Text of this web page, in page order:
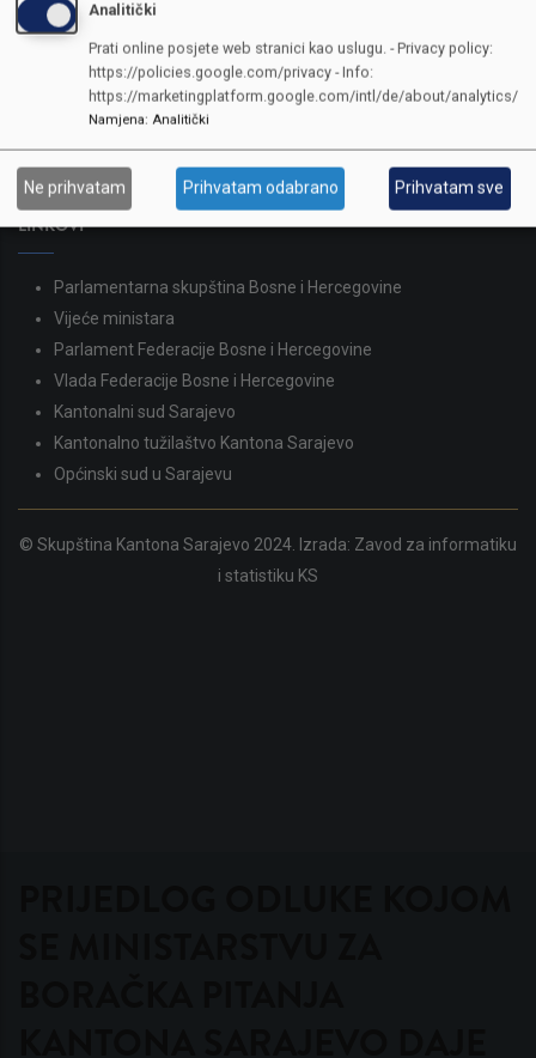
KONTAKTI
SKUPŠTINA
Adresa: Sarajevo, Reisa Džemaludina Čauševića 1
387 33 562-210
skupstina@skupstina.ks.gov.ba
LINKOVI
Parlamentarna skupština Bosne i Hercegovine
Vijeće ministara
Parlament Federacije Bosne i Hercegovine
Vlada Federacije Bosne i Hercegovine
Kantonalni sud Sarajevo
Kantonalno tužilaštvo Kantona Sarajevo
Općinski sud u Sarajevu
© Skupština Kantona Sarajevo 2024. Izrada: Zavod za informatiku
i statistiku KS
Analitički
Prati online posjete web stranici kao uslugu. - Privacy policy:
https://policies.google.com/privacy - Info:
https://marketingplatform.google.com/intl/de/about/analytics/
Namjena: Analitički
Ne prihvatam Prihvatam odabrano Prihvatam sve